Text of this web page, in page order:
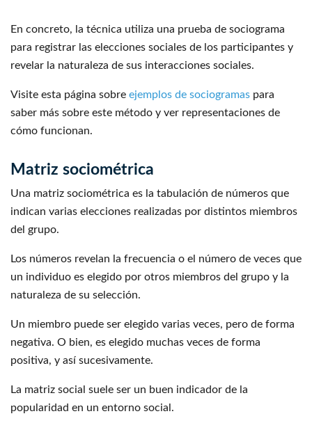
En concreto, la técnica utiliza una prueba de sociograma
para registrar las elecciones sociales de los participantes y
revelar la naturaleza de sus interacciones sociales.
Visite esta página sobre ejemplos de sociogramas para
saber más sobre este método y ver representaciones de
cómo funcionan.
Matriz sociométrica
Una matriz sociométrica es la tabulación de números que
indican varias elecciones realizadas por distintos miembros
del grupo.
Los números revelan la frecuencia o el número de veces que
un individuo es elegido por otros miembros del grupo y la
naturaleza de su selección.
Un miembro puede ser elegido varias veces, pero de forma
negativa. O bien, es elegido muchas veces de forma
positiva, y así sucesivamente.
La matriz social suele ser un buen indicador de la
popularidad en un entorno social.